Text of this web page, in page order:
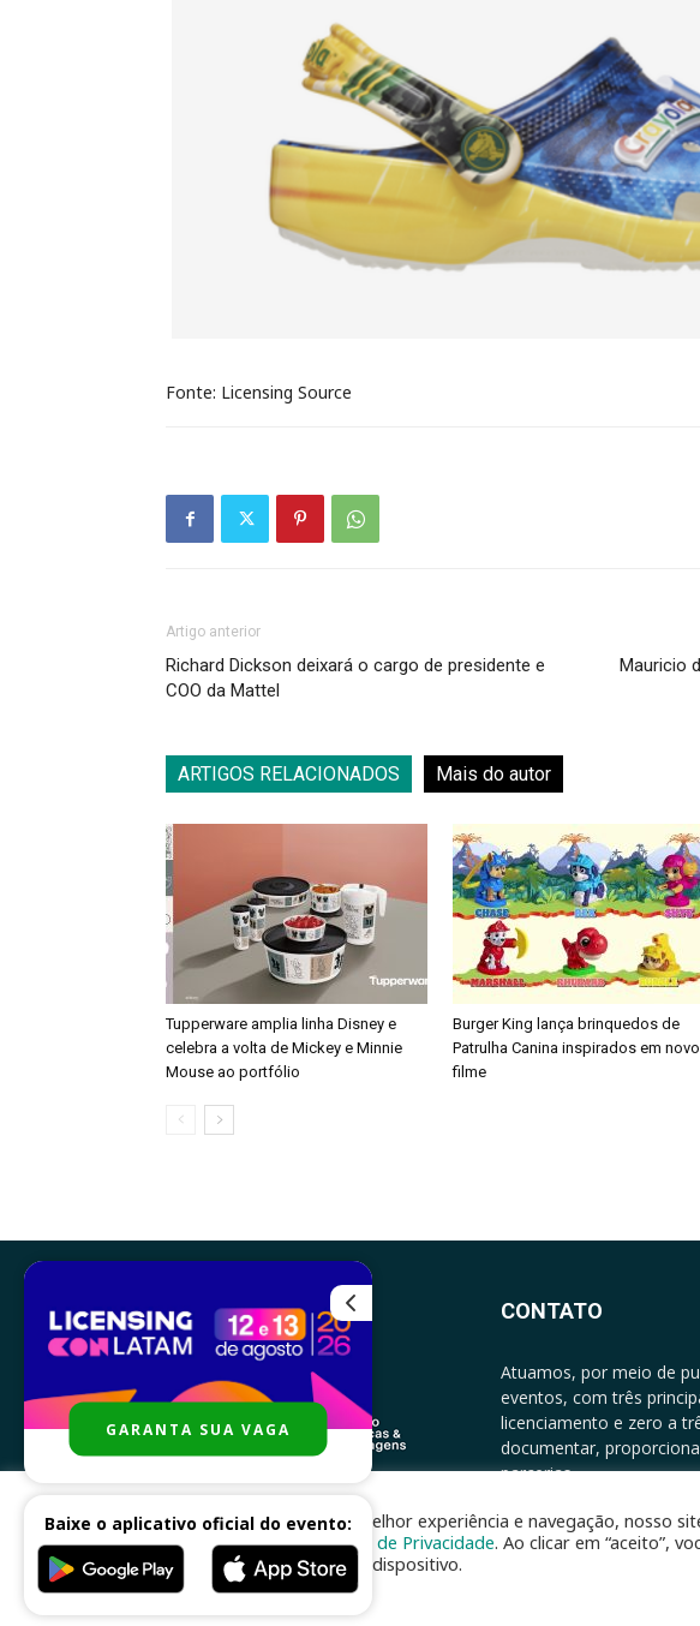
Fonte: Licensing Source
Artigo anterior
Richard Dickson deixará o cargo de presidente e
COO da Mattel
Mauricio
ARTIGOS RELACIONADOS Mais do autor
Tupperware amplia linha Disney e
celebra a volta de Mickey e Minnie
Mouse ao portfólio
Burger King lança brinquedos de
Patrulha Canina inspirados em novo
filme
CONTATO
Atuamos, por meio de
eventos, com três
licenciamento e zero a
documentar,
parcerias.
Para melhor experiência e navegação, nosso
Política de Privacidade. Ao clicar em “aceito”,
no seu dispositivo.
GARANTA SUA VAGA
Baixe o aplicativo oficial do evento: